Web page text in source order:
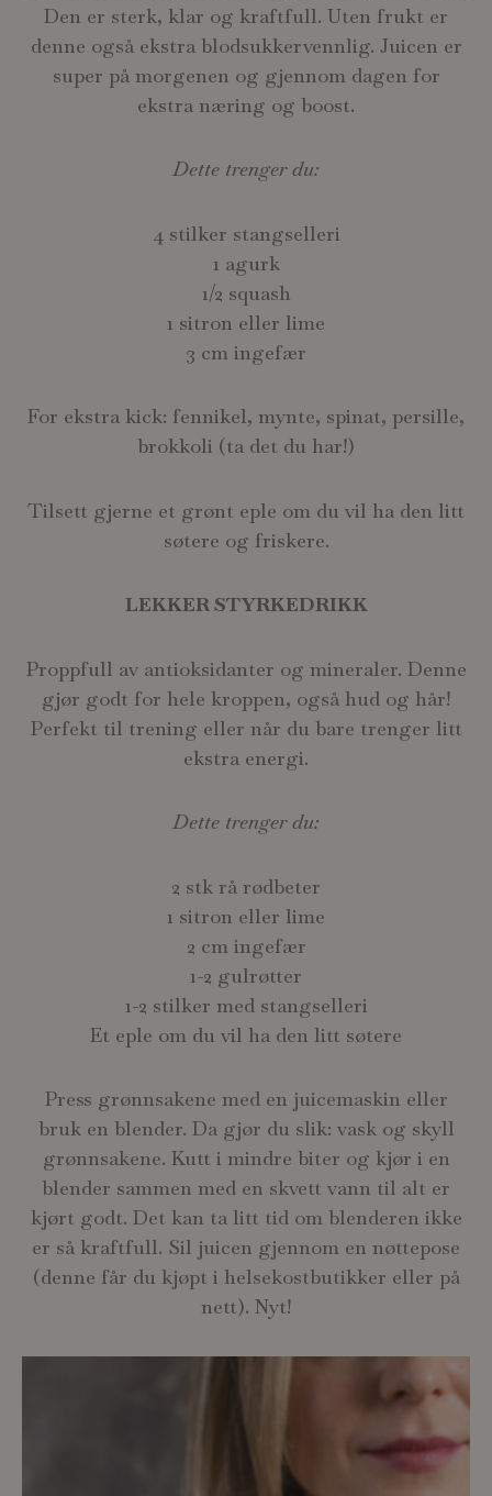
Den er sterk, klar og kraftfull. Uten frukt er
denne også ekstra blodsukkervennlig. Juicen er
super på morgenen og gjennom dagen for
ekstra næring og boost.
Dette trenger du:
4 stilker stangselleri
1 agurk
1/2 squash
1 sitron eller lime
3 cm ingefær
For ekstra kick: fennikel, mynte, spinat, persille,
brokkoli (ta det du har!)
Tilsett gjerne et grønt eple om du vil ha den litt
søtere og friskere.
LEKKER STYRKEDRIKK
Proppfull av antioksidanter og mineraler. Denne
gjør godt for hele kroppen, også hud og hår!
Perfekt til trening eller når du bare trenger litt
ekstra energi.
Dette trenger du:
2 stk rå rødbeter
1 sitron eller lime
2 cm ingefær
1-2 gulrøtter
1-2 stilker med stangselleri
Et eple om du vil ha den litt søtere
Press grønnsakene med en juicemaskin eller
bruk en blender. Da gjør du slik: vask og skyll
grønnsakene. Kutt i mindre biter og kjør i en
blender sammen med en skvett vann til alt er
kjørt godt. Det kan ta litt tid om blenderen ikke
er så kraftfull. Sil juicen gjennom en nøttepose
(denne får du kjøpt i helsekostbutikker eller på
nett). Nyt!